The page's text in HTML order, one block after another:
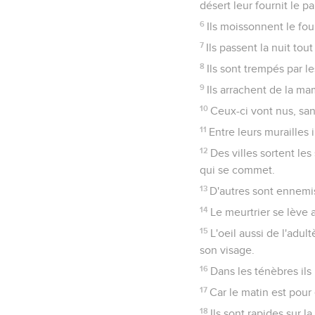
désert leur fournit le
6 Ils moissonnent le
7 Ils passent la nuit
8 Ils sont trempés par
9 Ils arrachent de la
10 Ceux-ci vont nus,
11 Entre leurs murailles
12 Des villes sortent
qui se commet.
13 D'autres sont
14 Le meurtrier se lève
15 L'oeil aussi de
son visage.
16 Dans les ténèbres
17 Car le matin est
18